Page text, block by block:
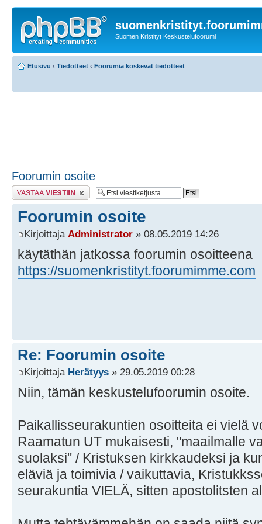
Suomen Kristityt Keskustelufoorumi
Etusivu ‹ Tiedotteet ‹ Foorumia koskevat tiedotteet
Foorumin osoite
Lähetä vastaus
Foorumin osoite
Kirjoittaja Administrator » 08.05.2019 14:26
käytäthän jatkossa foorumin osoitteena
https://suomenkristityt.foorumimme.com
Re: Foorumin osoite
Kirjoittaja Herätyys » 29.05.2019 00:28
Niin, tämän keskustelufoorumin osoite.
Paikallisseurakuntien osoitteita ei vielä
Raamatun UT mukaisesti, "maailmalle
suolaksi" / Kristuksen kirkkaudeksi ja
eläviä ja toimivia / vaikuttavia,
seurakuntia VIELÄ, sitten apostolitsten